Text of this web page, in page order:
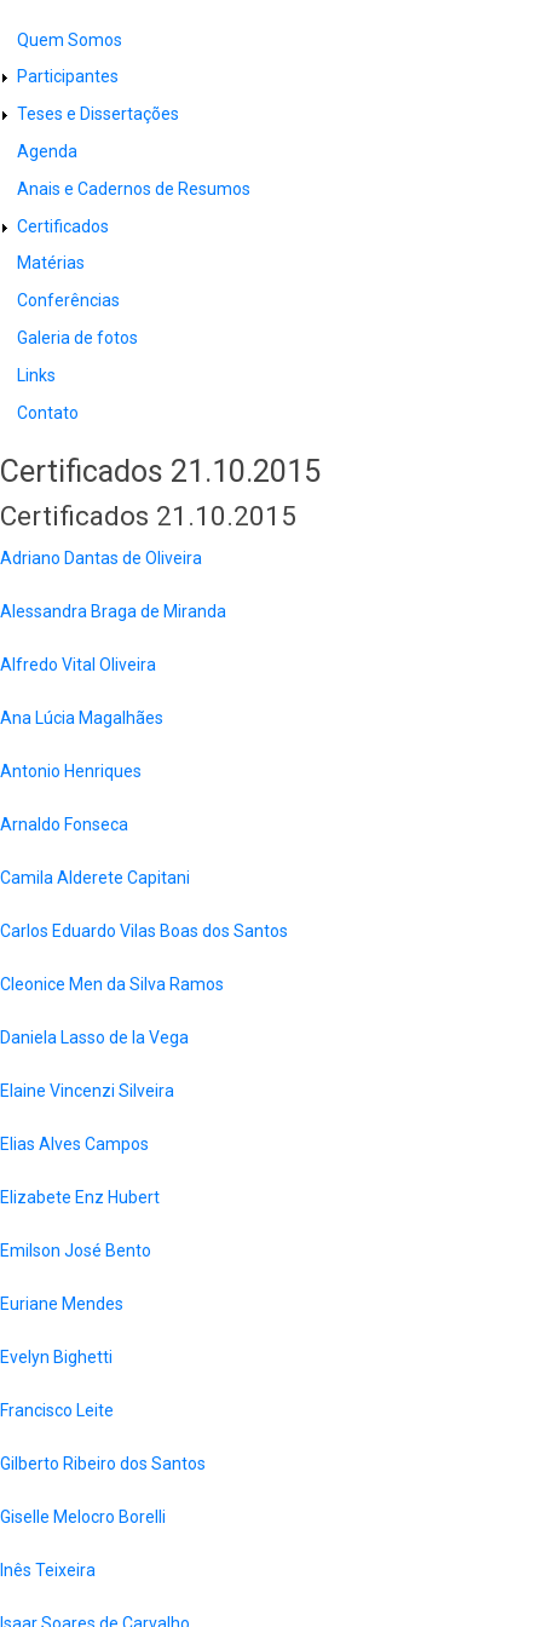
LATERAL
Quem Somos
Participantes
Teses e Dissertações
Agenda
Anais e Cadernos de Resumos
Certificados
Matérias
Conferências
Galeria de fotos
Links
Contato
Certificados 21.10.2015
Certificados 21.10.2015
Adriano Dantas de Oliveira
Alessandra Braga de Miranda
Alfredo Vital Oliveira
Ana Lúcia Magalhães
Antonio Henriques
Arnaldo Fonseca
Camila Alderete Capitani
Carlos Eduardo Vilas Boas dos Santos
Cleonice Men da Silva Ramos
Daniela Lasso de la Vega
Elaine Vincenzi Silveira
Elias Alves Campos
Elizabete Enz Hubert
Emilson José Bento
Euriane Mendes
Evelyn Bighetti
Francisco Leite
Gilberto Ribeiro dos Santos
Giselle Melocro Borelli
Inês Teixeira
Isaar Soares de Carvalho